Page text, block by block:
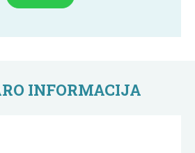
INFORMACIJA